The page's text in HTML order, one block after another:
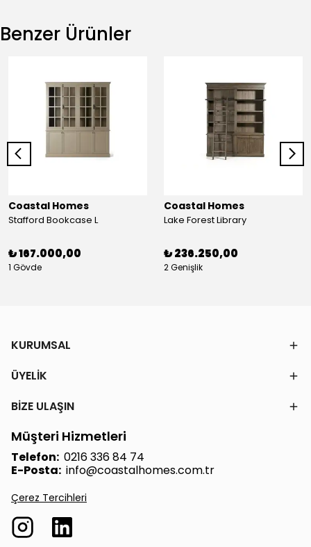
Benzer Ürünler
Coastal Homes
Stafford Bookcase L
₺ 167.000,00
1 Gövde
Coastal Homes
Lake Forest Library
₺ 236.250,00
2 Genişlik
KURUMSAL
ÜYELİK
BİZE ULAŞIN
Müşteri Hizmetleri
Telefon: 0216 336 84 74
E-Posta: info@coastalhomes.com.tr
Çerez Tercihleri